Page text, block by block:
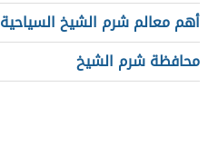
أهم معالم شرم الشيخ السياحية
محافظة شرم الشيخ